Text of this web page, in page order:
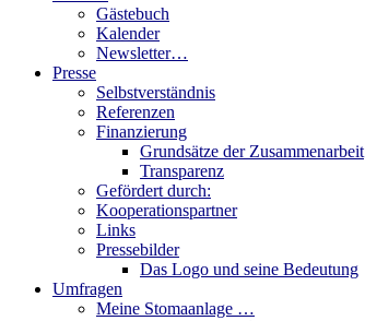
Gästebuch
Kalender
Newsletter…
Presse
Selbstverständnis
Referenzen
Finanzierung
Grundsätze der Zusammenarbeit
Transparenz
Gefördert durch:
Kooperationspartner
Links
Pressebilder
Das Logo und seine Bedeutung
Umfragen
Meine Stomaanlage …